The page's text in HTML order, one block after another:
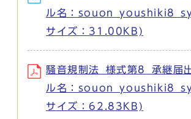
ル名：
サイズ：31.00KB)
騒音規制法_様式第8_承継届
ル名：
サイズ：62.83KB)